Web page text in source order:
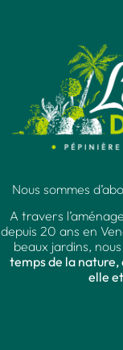
Nous sommes
A travers
depuis 20 ans en
beaux jardins,
temps de la nature,
elle